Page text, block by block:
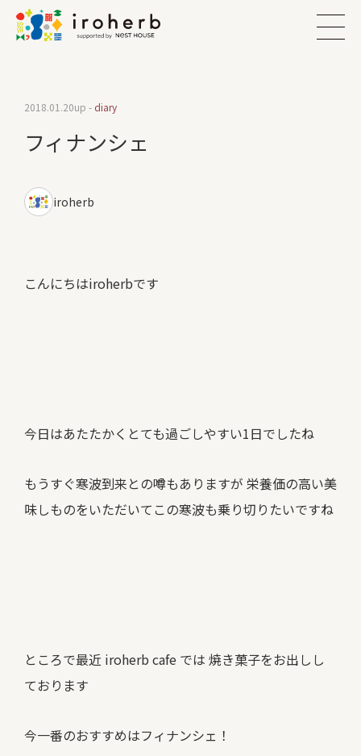
フィナンシェ
2018.01.20up - diary
iroherb
こんにちはiroherbです
今日はあたたかくとても過ごしやすい1日でしたね
もうすぐ寒波到来との噂もありますが 栄養価の高い美
味しものをいただいてこの寒波も乗り切りたいですね
ところで最近 iroherb cafe では 焼き菓子をお出しし
ております
今一番のおすすめはフィナンシェ！